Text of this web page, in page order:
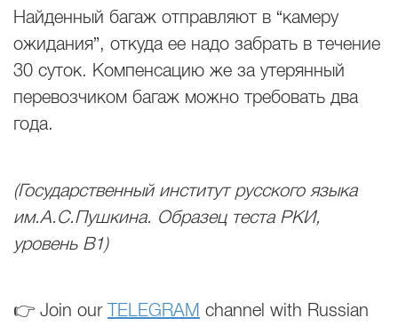
Найденный багаж отправляют в “камеру
ожидания”, откуда ее надо забрать в течение
30 суток. Компенсацию же за утерянный
перевозчиком багаж можно требовать два
года.
(Государственный институт русского языка
им.А.С.Пушкина. Образец теста РКИ,
уровень В1)
👉 Join ourTELEGRAM channel with Russian